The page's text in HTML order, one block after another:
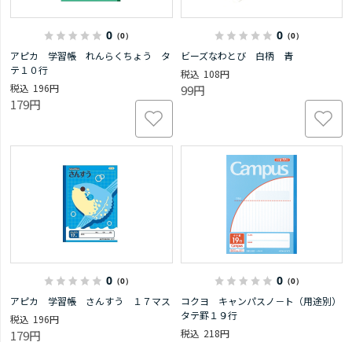
0 （0）
アピカ 学習帳 れんらくちょう タ
テ１０行
196円
179円
0（0）
ビーズなわとび 白柄 青
108円
99円
0 （0）
アピカ 学習帳 さんすう １７マス
196円
179円
0（0）
コクヨ キャンパスノ－ト（用途別）
タテ罫１９行
218円